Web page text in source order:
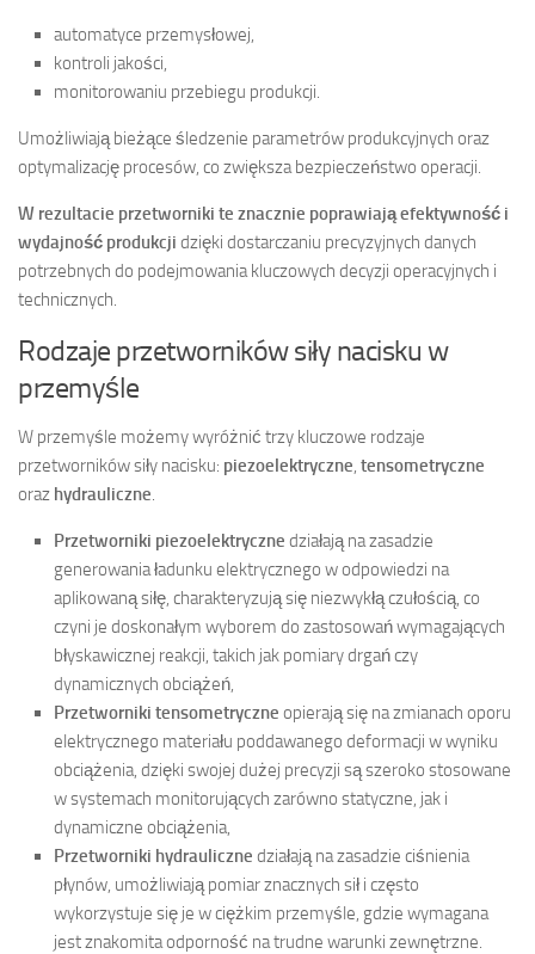
automatyce przemysłowej,
kontroli jakości,
monitorowaniu przebiegu produkcji.
Umożliwiają bieżące śledzenie parametrów produkcyjnych oraz
optymalizację procesów, co zwiększa bezpieczeństwo operacji.
W rezultacie przetworniki te znacznie poprawiają efektywność i
wydajność produkcji dzięki dostarczaniu precyzyjnych danych
potrzebnych do podejmowania kluczowych decyzji operacyjnych i
technicznych.
Rodzaje przetworników siły nacisku w
przemyśle
W przemyśle możemy wyróżnić trzy kluczowe rodzaje
przetworników siły nacisku: piezoelektryczne, tensometryczne
oraz hydrauliczne.
Przetworniki piezoelektryczne działają na zasadzie
generowania ładunku elektrycznego w odpowiedzi na
aplikowaną siłę, charakteryzują się niezwykłą czułością, co
czyni je doskonałym wyborem do zastosowań wymagających
błyskawicznej reakcji, takich jak pomiary drgań czy
dynamicznych obciążeń,
Przetworniki tensometryczne opierają się na zmianach oporu
elektrycznego materiału poddawanego deformacji w wyniku
obciążenia, dzięki swojej dużej precyzji są szeroko stosowane
w systemach monitorujących zarówno statyczne, jak i
dynamiczne obciążenia,
Przetworniki hydrauliczne działają na zasadzie ciśnienia
płynów, umożliwiają pomiar znacznych sił i często
wykorzystuje się je w ciężkim przemyśle, gdzie wymagana
jest znakomita odporność na trudne warunki zewnętrzne.